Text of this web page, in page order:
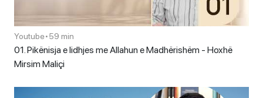
Youtube•59 min
01. Pikënisja e lidhjes me Allahun e Madhërishëm - Hoxhë
Mirsim Maliçi